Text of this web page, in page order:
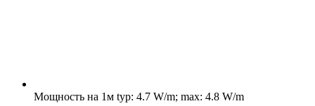
Мощность на 1м typ: 4.7 W/m; max: 4.8 W/m